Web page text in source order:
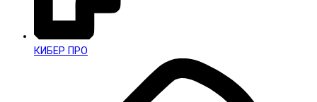
КИБЕР ПРО